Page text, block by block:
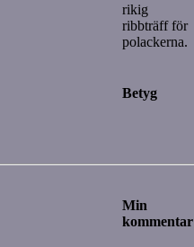
rikig
ribbträff för
polackerna.
Betyg
Min
kommentar